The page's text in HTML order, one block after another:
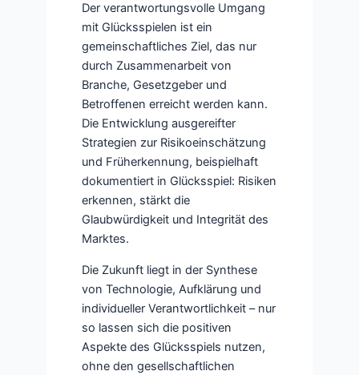
Der verantwortungsvolle Umgang
mit Glücksspielen ist ein
gemeinschaftliches Ziel, das nur
durch Zusammenarbeit von
Branche, Gesetzgeber und
Betroffenen erreicht werden kann.
Die Entwicklung ausgereifter
Strategien zur Risikoeinschätzung
und Früherkennung, beispielhaft
dokumentiert in Glücksspiel: Risiken
erkennen, stärkt die
Glaubwürdigkeit und Integrität des
Marktes.
Die Zukunft liegt in der Synthese
von Technologie, Aufklärung und
individueller Verantwortlichkeit – nur
so lassen sich die positiven
Aspekte des Glücksspiels nutzen,
ohne den gesellschaftlichen